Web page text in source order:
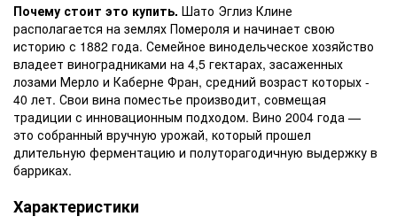
Почему стоит это купить. Шато Эглиз Клине
располагается на землях Помероля и начинает свою
историю с 1882 года. Семейное винодельческое хозяйство
владеет виноградниками на 4,5 гектарах, засаженных
лозами Мерло и Каберне Фран, средний возраст которых -
40 лет. Свои вина поместье производит, совмещая
традиции с инновационным подходом. Вино 2004 года —
это собранный вручную урожай, который прошел
длительную ферментацию и полуторагодичную выдержку в
барриках.
Характеристики